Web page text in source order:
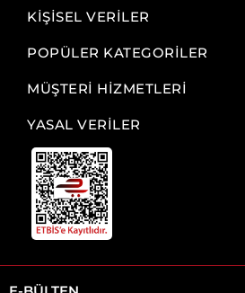
KİŞİSEL VERİLER
POPÜLER KATEGORİLER
MÜŞTERİ HİZMETLERİ
YASAL VERİLER